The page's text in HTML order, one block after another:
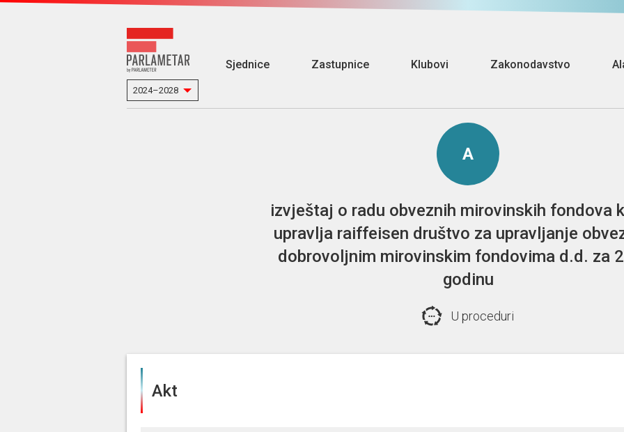
Sjednice Zastupnice Klubovi Zakonodavstvo
A
izvještaj o radu obveznih mirovinskih fondova
upravlja raiffeisen društvo za upravljanje
dobrovoljnim mirovinskim fondovima d.d. za
godinu
U proceduri
Akt